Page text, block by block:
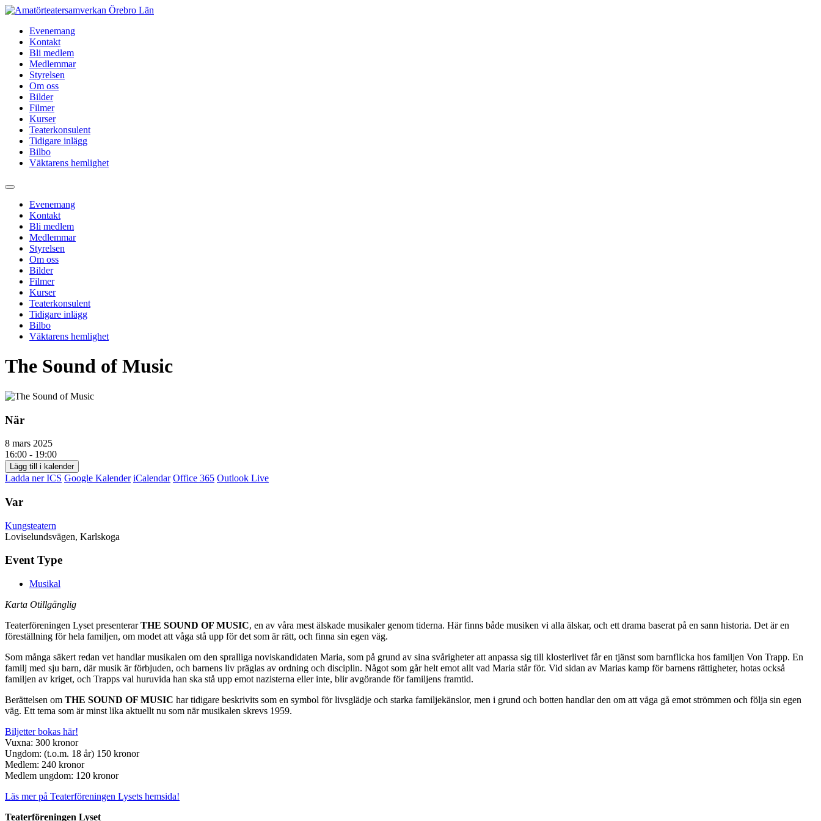
Hoppa
innehållEvenemang
Kontakt
Bli medlem
Medlemmar
Styrelsen
Om oss
Bilder
Filmer
Kurser
Teaterkonsulent
Tidigare inlägg
Bilbo
Väktarens hemlighet
Evenemang
Kontakt
Bli medlem
Medlemmar
Styrelsen
Om oss
Bilder
Filmer
Kurser
Teaterkonsulent
Tidigare inlägg
Bilbo
Väktarens hemlighet
The Sound of Music
När
8 mars 2025
16:00 - 19:00
Lägg till i kalender
Ladda ner ICS Google Kalender iCalendar Office 365 Outlook Live
Var
Kungsteatern
Loviselundsvägen, Karlskoga
Event Type
Musikal
Karta Otillgänglig
Teaterföreningen Lyset presenterarTHE SOUND OF MUSIC, en av våra mest älskade musikaler genom tiderna. Här finns både musiken vi alla älskar, och ett drama baserat på en sann historia. Det är en
föreställning för hela familjen, om modet att våga stå upp för det som är rätt, och finna sin egen väg.
Som många säkert redan vet handlar musikalen om den spralliga noviskandidaten Maria, som på grund av sina svårigheter att anpassa sig till klosterlivet får en tjänst som barnflicka hos familjen Von Trapp. En
familj med sju barn, där musik är förbjuden, och barnens liv präglas av ordning och disciplin. Något som går helt emot allt vad Maria står för. Vid sidan av Marias kamp för barnens rättigheter, hotas också
familjen av kriget, och Trapps val huruvida han ska stå upp emot nazisterna eller inte, blir avgörande för familjens framtid.
Berättelsen om THE SOUND OF MUSIC har tidigare beskrivits som en symbol för livsglädje och starka familjekänslor, men i grund och botten handlar den om att våga gå emot strömmen och följa sin egen
väg. Ett tema som är minst lika aktuellt nu som när musikalen skrevs 1959.
Biljetter bokas här!
Vuxna: 300 kronor
Ungdom: (t.o.m. 18 år) 150 kronor
Medlem: 240 kronor
Medlem ungdom: 120 kronor
Läs mer på Teaterföreningen Lysets hemsida!
Teaterföreningen Lyset